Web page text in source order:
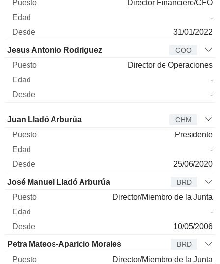
Director Financiero/CFO
-
31/01/2022
Jesus Antonio Rodriguez COO
Director de Operaciones
-
-
Administrador Puesto
Juan Lladó Arburúa CHM
Presidente
-
25/06/2020
José Manuel Lladó Arburúa BRD
Director/Miembro de la Junta
-
10/05/2006
Petra Mateos-Aparicio Morales BRD
Director/Miembro de la Junta